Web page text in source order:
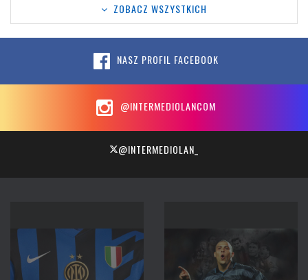
ZOBACZ WSZYSTKICH
NASZ PROFIL FACEBOOK
@INTERMEDIOLANCOM
@INTERMEDIOLAN_